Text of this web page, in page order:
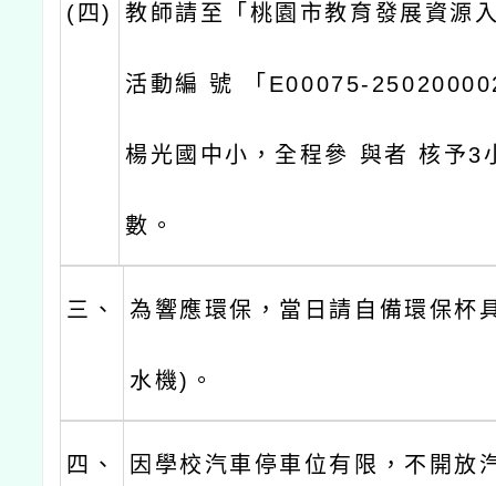
(四) 教師請至「桃園市教育發展資源
活動編 號 「E00075-
楊光國中小，全程參 與者 核予3
數。
三、 為響應環保，當日請自備環保杯
水機)。
四、 因學校汽車停車位有限，不開放